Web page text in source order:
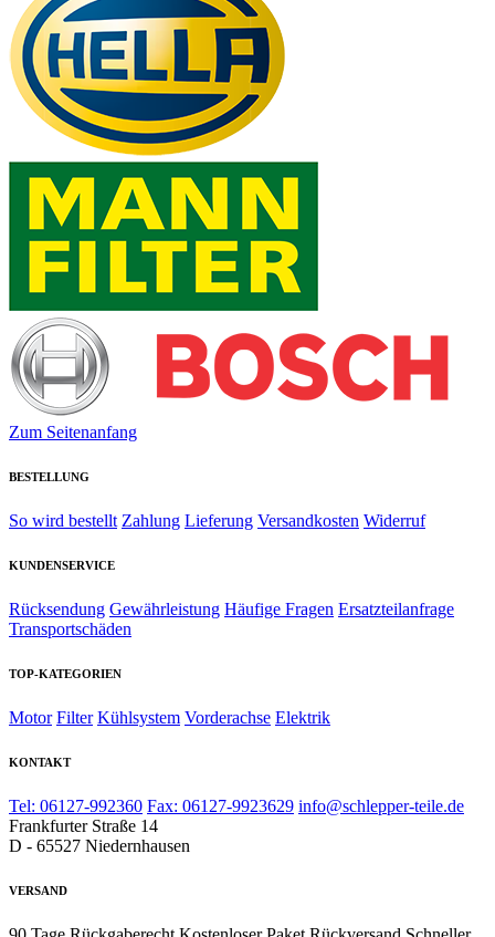
Zum Seitenanfang
BESTELLUNG
So wird bestellt Zahlung Lieferung Versandkosten Widerruf
KUNDENSERVICE
Rücksendung Gewährleistung Häufige Fragen Ersatzteilanfrage
Transportschäden
TOP-KATEGORIEN
Motor Filter Kühlsystem Vorderachse Elektrik
KONTAKT
Tel: 06127-992360 Fax: 06127-9923629 info@schlepper-teile.de
Frankfurter Straße 14
D - 65527 Niedernhausen
VERSAND